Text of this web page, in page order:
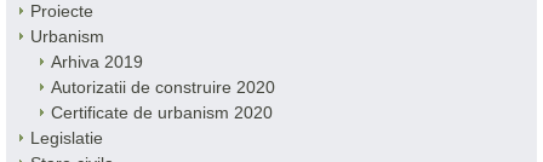
Proiecte
Urbanism
Arhiva 2019
Autorizatii de construire 2020
Certificate de urbanism 2020
Legislatie